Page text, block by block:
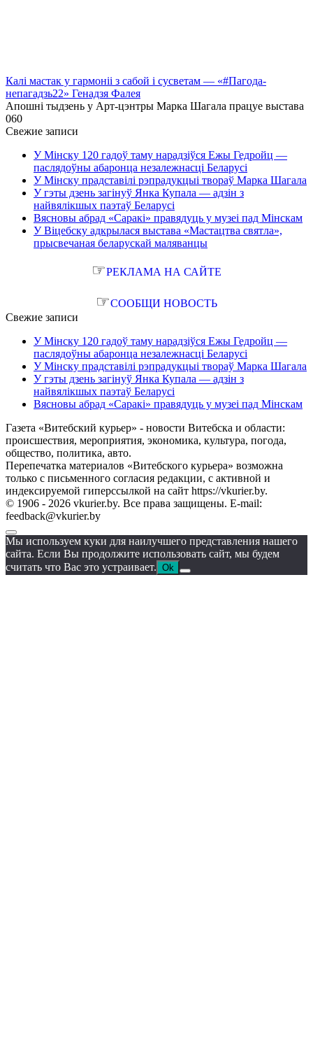
Калі мастак у гармоніі з сабой і сусветам — «#Пагода-
непагадзь22» Генадзя Фалея
Апошні тыдзень у Арт-цэнтры Марка Шагала працуе выстава
060
Свежие записи
У Мінску 120 гадоў таму нарадзіўся Ежы Гедройц —
паслядоўны абаронца незалежнасці Беларусі
У Мінску прадставілі рэпрадукцыі твораў Марка Шагала
У гэты дзень загінуў Янка Купала — адзін з
найвялікшых паэтаў Беларусі
Вясновы абрад «Саракі» правядуць у музеі пад Мінскам
У Віцебску адкрылася выстава «Мастацтва святла»,
прысвечаная беларускай маляванцы
☞РЕКЛАМА НА САЙТЕ
☞СООБЩИ НОВОСТЬ
Свежие записи
У Мінску 120 гадоў таму нарадзіўся Ежы Гедройц —
паслядоўны абаронца незалежнасці Беларусі
У Мінску прадставілі рэпрадукцыі твораў Марка Шагала
У гэты дзень загінуў Янка Купала — адзін з
найвялікшых паэтаў Беларусі
Вясновы абрад «Саракі» правядуць у музеі пад Мінскам
Газета «Витебский курьер» - новости Витебска и области:
происшествия, мероприятия, экономика, культура, погода,
общество, политика, авто.
Перепечатка материалов «Витебского курьера» возможна
только с письменного согласия редакции, с активной и
индексируемой гиперссылкой на сайт https://vkurier.by.
© 1906 - 2026 vkurier.by. Все права защищены. E-mail:
feedback@vkurier.by
Мы используем куки для наилучшего представления нашего
сайта. Если Вы продолжите использовать сайт, мы будем
считать что Вас это устраивает. Ok